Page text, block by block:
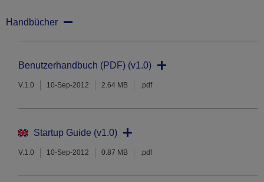
Handbücher
Benutzerhandbuch (PDF) (v1.0)
V.1.0 10-Sep-2012 2.64 MB .pdf
Startup Guide (v1.0)
V.1.0 10-Sep-2012 0.87 MB .pdf